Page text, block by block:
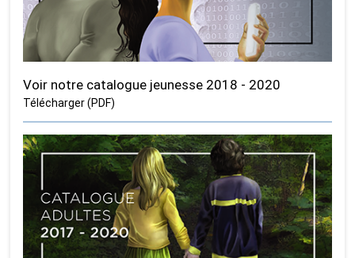
Voir notre catalogue jeunesse 2018 - 2020
Télécharger (PDF)